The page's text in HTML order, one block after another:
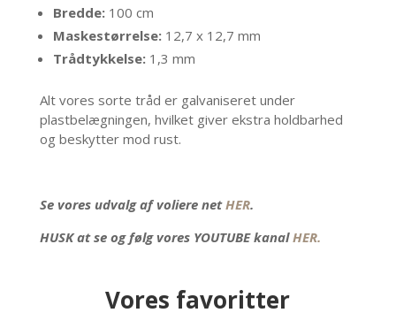
Bredde:100 cm
Maskestørrelse:12,7 x 12,7 mm
Trådtykkelse:1,3 mm
Alt vores sorte tråd er galvaniseret under
plastbelægningen, hvilket giver ekstra holdbarhed
og beskytter mod rust.
Se vores udvalg af voliere net HER.
HUSK at se og følg vores YOUTUBE kanalHER.
Vores favoritter